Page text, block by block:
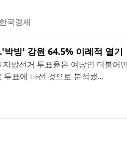
한국경제
빙' 강원 64.5% 이례적 열기
지방선거 투표율은 여당인 더불
표에 나선 것으로 분석됐...